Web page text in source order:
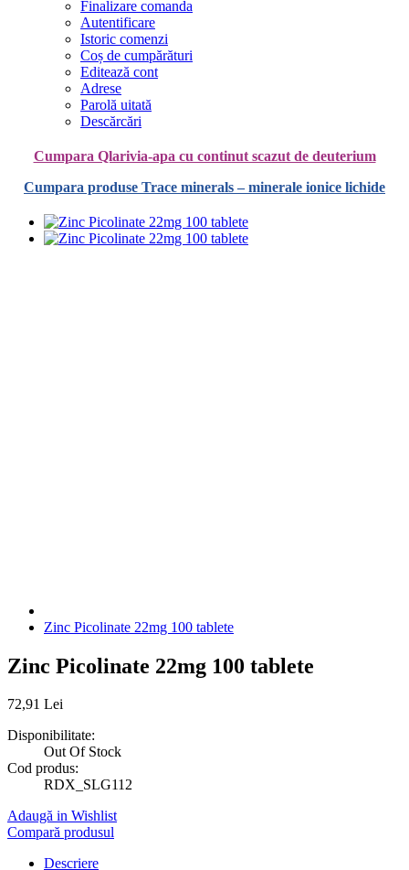
Finalizare comanda
Autentificare
Istoric comenzi
Coș de cumpărături
Editează cont
Adrese
Parolă uitată
Descărcări
Cumpara Qlarivia-apa cu continut scazut de deuterium
Cumpara produse Trace minerals – minerale ionice lichide
Zinc Picolinate 22mg 100 tablete
Zinc Picolinate 22mg 100 tablete
72,91 Lei
Disponibilitate:
Out Of Stock
Cod produs:
RDX_SLG112
Adaugă in Wishlist
Compară produsul
Descriere